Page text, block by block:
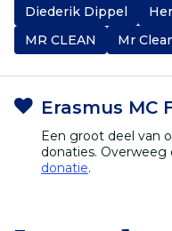
Diederik Dippel
MR CLEAN
Mr
Erasmus MC
Een groot deel van
donaties.
donatie.